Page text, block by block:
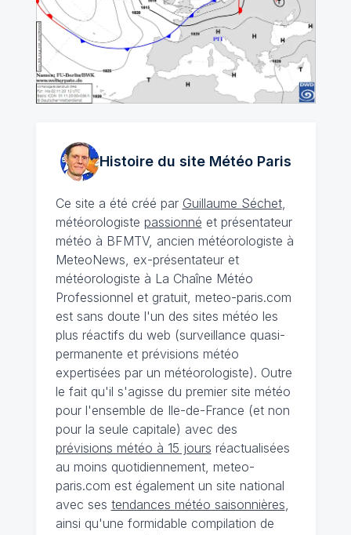
Histoire du site MétéoParis
Ce site a été créé par Guillaume Séchet,
météorologiste passionné et présentateur
météo à BFMTV, ancien météorologiste à
MeteoNews, ex-présentateur et
météorologiste à La Chaîne Météo
Professionnel et gratuit, meteo-paris.com
est sans doute l'un des sites météo les
plus réactifs du web (surveillance quasi-
permanente et prévisions météo
expertisées par un météorologiste). Outre
le fait qu'il s'agisse du premier site météo
pour l'ensemble de Ile-de-France (et non
pour la seule capitale) avec des
prévisions météo à 15 jours réactualisées
au moins quotidiennement, meteo-
paris.com est également un site national
avec ses tendances météo saisonnières,
ainsi qu'une formidable compilation de